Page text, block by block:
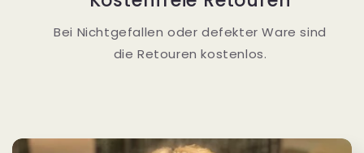
Bei Nichtgefallen oder defekter Ware sind
die Retouren kostenlos.